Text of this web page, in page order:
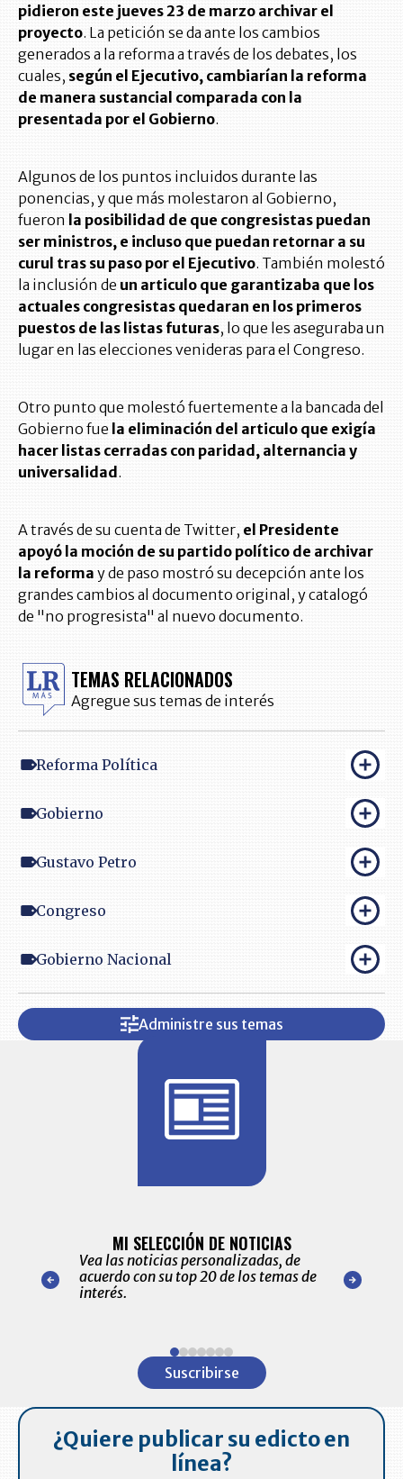
pidieron este jueves 23 de marzo archivar el
proyecto. La petición se da ante los cambios
generados a la reforma a través de los debates, los
cuales, según el Ejecutivo, cambiarían la reforma
de manera sustancial comparada con la
presentada por el Gobierno.
Algunos de los puntos incluidos durante las
ponencias, y que más molestaron al Gobierno,
fueron la posibilidad de que congresistas puedan
ser ministros, e incluso que puedan retornar a su
curul tras su paso por el Ejecutivo. También molestó
la inclusión de un articulo que garantizaba que los
actuales congresistas quedaran en los primeros
puestos de las listas futuras, lo que les aseguraba un
lugar en las elecciones venideras para el Congreso.
Otro punto que molestó fuertemente a la bancada del
Gobierno fue la eliminación del articulo que exigía
hacer listas cerradas con paridad, alternancia y
universalidad .
A través de su cuenta de Twitter, el Presidente
apoyó la moción de su partido político de archivar
la reforma y de paso mostró su decepción ante los
grandes cambios al documento original, y catalogó
de "no progresista" al nuevo documento.
TEMAS RELACIONADOS
Agregue sus temas de interés
Reforma Política
Gobierno
Gustavo Petro
Congreso
Gobierno Nacional
Administre sus temas
nuestro
para
MI SELECCIÓN DE NOTICIAS
Vea las noticias personalizadas, de
acuerdo con su top 20 de los temas de
interés.
de las
Suscribirse
¿Quiere publicar su edicto en
línea?